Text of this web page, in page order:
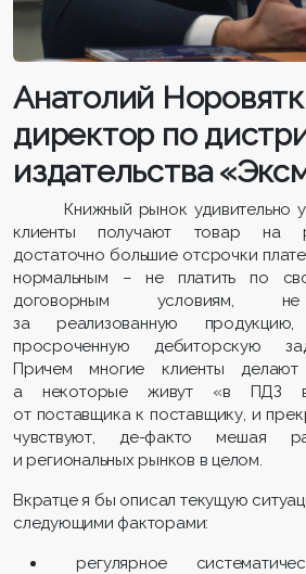
Анатолий
директор по
издательства
Книжный рынок удивительно
клиенты получают товар на
достаточно большие отсрочки
нормальным – не платить по
договорным условиям, не
за реализованную
просроченную дебиторскую
Причем многие клиенты делают
а некоторые живут «в ПДЗ
от поставщика к поставщику, и
чувствуют, де-факто мешая
и региональных рынков в целом.
Вкратце я бы описал текущую
следующими факторами:
регулярное